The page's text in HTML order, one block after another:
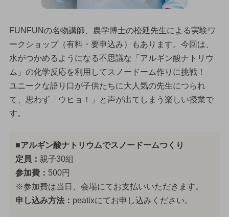
FUNFUNの名物講師、農学博士の松延先生による実験ワ
ークショップ（有料・要申込み）もあります。今回は、
水がつかめるようになる不思議な「アルギン酸ナトリウ
ム」の化学反応を利用してスノードーム作りに挑戦！
ユニークな語り口が子供たちに大人気の先生につられ
て、思わず「ウヒョ！」と声が出てしまう楽しい授業で
す。
■アルギン酸ナトリウムでスノードームつくり
定員： 親子30組
参加費： 500円
※参加費は当日、会場にてお支払いいただきます。
申し込み方法： peatixにてお申し込みください。